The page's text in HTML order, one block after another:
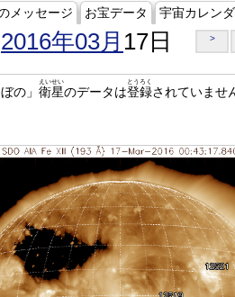
メッセージ お宝データ 宇宙カレン
2016年03月 17日 >
の」 衛星
えいせい
のデータは登録
とうろく
されていませ